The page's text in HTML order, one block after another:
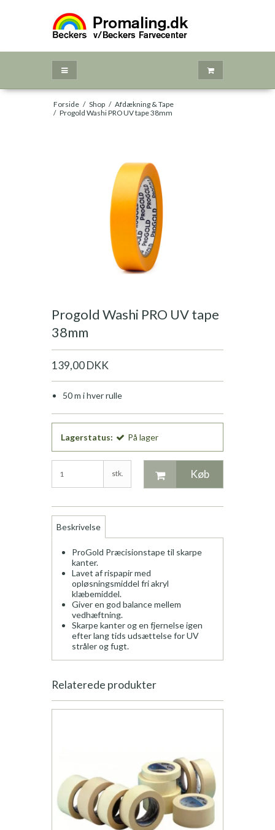
Forside / Shop / Afdækning & Tape
/ Progold Washi PRO UV tape 38mm
Progold Washi PRO UV tape
38mm
139,00 DKK
50 m i hver rulle
Lagerstatus: På lager
stk. Køb
Beskrivelse
ProGold Præcisionstape til skarpe
kanter.
Lavet af rispapir med
opløsningsmiddel fri akryl
klæbemiddel.
Giver en god balance mellem
vedhæftning.
Skarpe kanter og en fjernelse igen
efter lang tids udsættelse for UV
stråler og fugt.
Relaterede produkter